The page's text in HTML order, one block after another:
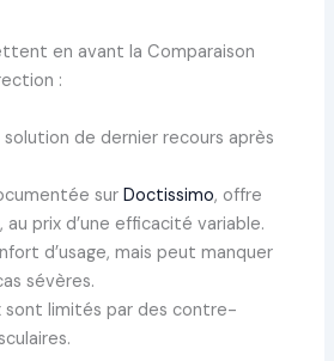
en avant la Comparaison
:
de dernier recours après
sur Doctissimo, offre
prix d’une efficacité variable.
d’usage, mais peut manquer
sévères.
sont limités par des contre-